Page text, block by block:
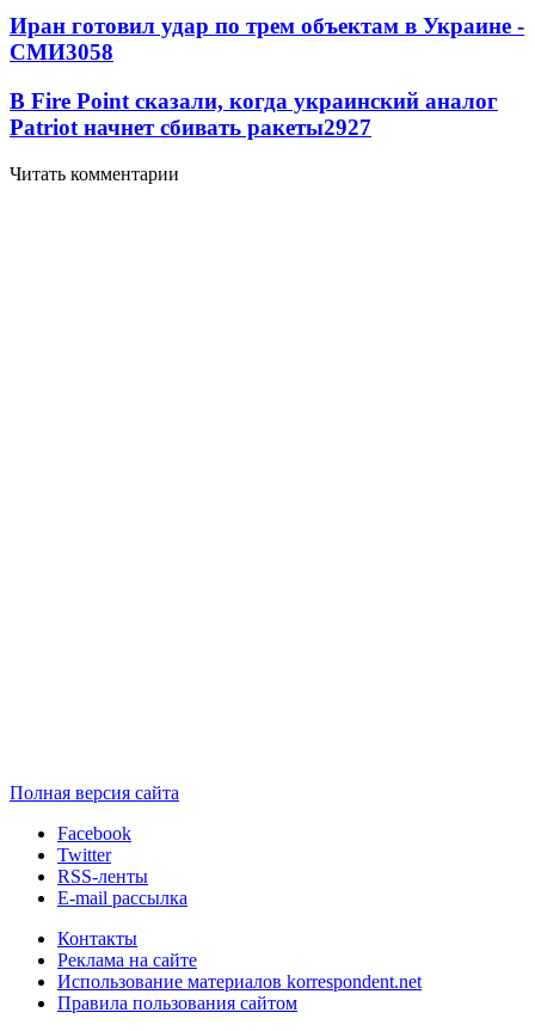
Иран готовил удар по трем объектам в Украине -
СМИ3058
В Fire Point сказали, когда украинский аналог
Patriot начнет сбивать ракеты2927
Читать комментарии
Полная версия сайта
Facebook
Twitter
RSS-ленты
E-mail рассылка
Контакты
Реклама на сайте
Использование материалов korrespondent.net
Правила пользования сайтом